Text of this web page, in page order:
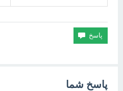
پاسخ شما